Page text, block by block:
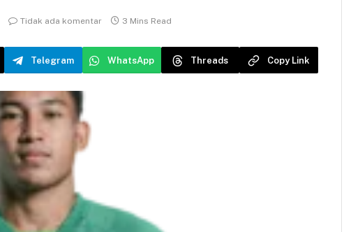
Tidak ada komentar 3 Mins Read
Telegram WhatsApp Threads Copy Link